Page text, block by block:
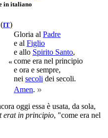
in italiano
(IT)
«
Gloria al Padre
e al Figlio
e allo Spirito Santo,
come era nel principio
e ora e sempre,
nei secoli dei secoli.
Amen. »
oggi essa è usata, da sola,
erat in principio, "come era nel